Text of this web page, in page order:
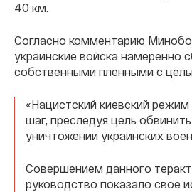
40 км.
Согласно комментарию
украинские войска намеренно
собственными пленными с
«Нацистский киевский
шаг, преследуя цель
уничтожении украинских
Совершением данного
руководство показало свое